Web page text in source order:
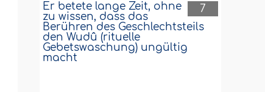
7
Er betete lange Zeit, ohne
zu wissen, dass das
Berühren des Geschlechtsteils
den Wudû (rituelle
Gebetswaschung) ungültig
macht